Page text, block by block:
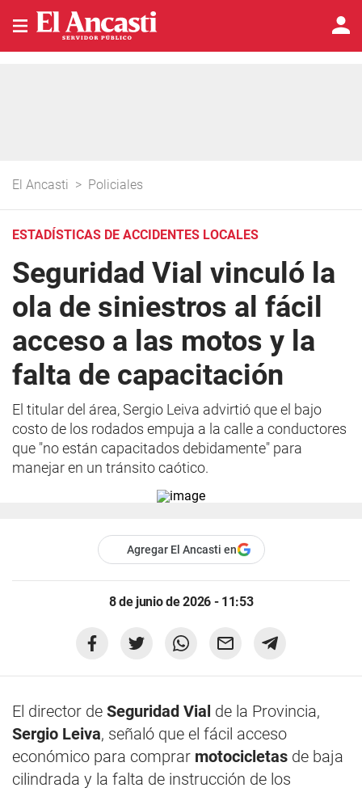
El Ancasti > Policiales
ESTADÍSTICAS DE ACCIDENTES LOCALES
Seguridad Vial vinculó la
ola de siniestros al fácil
acceso a las motos y la
falta de capacitación
El titular del área, Sergio Leiva advirtió que el bajo
costo de los rodados empuja a la calle a conductores
que "no están capacitados debidamente" para
manejar en un tránsito caótico.
Agregar El Ancasti en
8 de junio de 2026 - 11:53
El director de Seguridad Vial de la Provincia,
Sergio Leiva, señaló que el fácil acceso
económico para comprar motocicletas de baja
cilindrada y la falta de instrucción de los